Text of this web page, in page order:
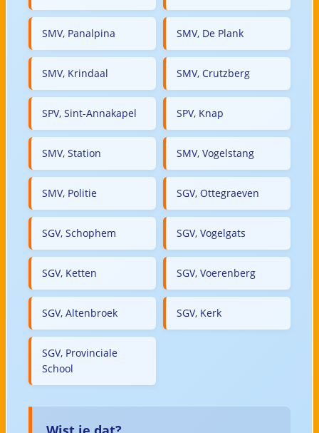
SMV, Panalpina SMV, De Plank
SMV, Krindaal SMV, Crutzberg
SPV, Sint-Annakapel SPV, Knap
SMV, Station SMV, Vogelstang
SMV, Politie SGV, Ottegraeven
SGV, Schophem SGV, Vogelgats
SGV, Ketten SGV, Voerenberg
SGV, Altenbroek SGV, Kerk
SGV, Provinciale
School